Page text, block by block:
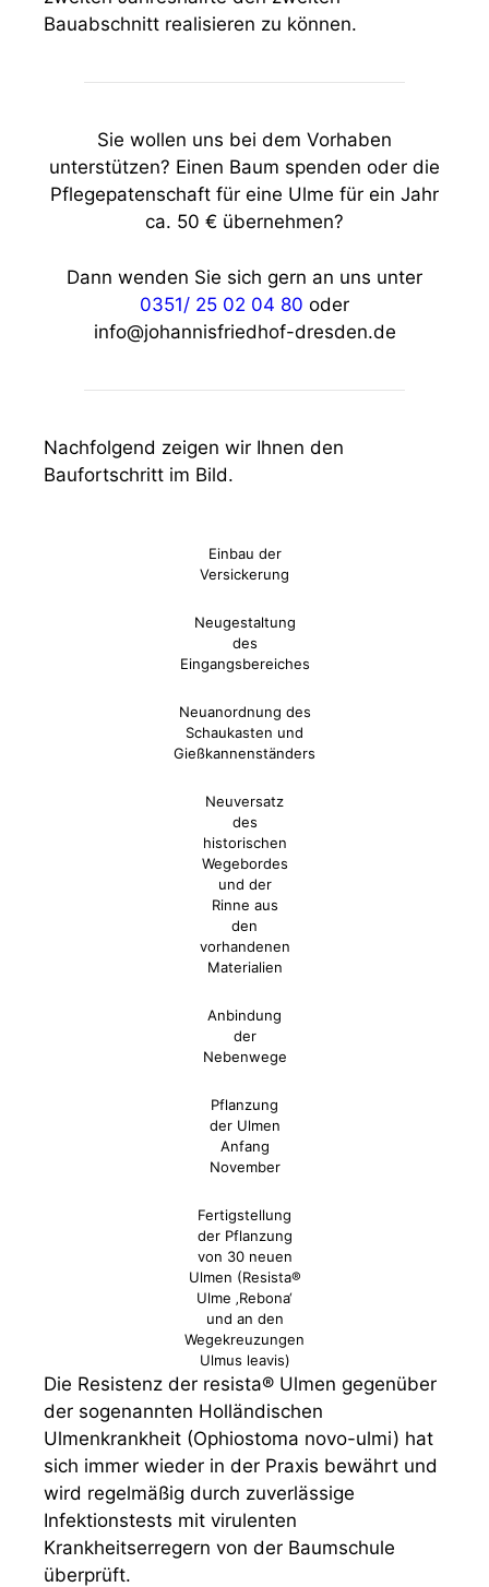
Bauabschnitt realisieren zu können.
Sie wollen uns bei dem Vorhaben
unterstützen? Einen Baum spenden oder die
Pflegepatenschaft für eine Ulme für ein Jahr
ca. 50 € übernehmen?
Dann wenden Sie sich gern an uns unter
0351/ 25 02 04 80 oder
info@johannisfriedhof-dresden.de
Nachfolgend zeigen wir Ihnen den
Baufortschritt im Bild.
Einbau der
Versickerung
Neugestaltung
des
Eingangsbereiches
Neuanordnung des
Schaukasten und
Gießkannenständers
Neuversatz
des
historischen
Wegebordes
und der
Rinne aus
den
vorhandenen
Materialien
Anbindung
der
Nebenwege
Pflanzung
der Ulmen
Anfang
November
Fertigstellung
der Pflanzung
von 30 neuen
Ulmen (Resista®
Ulme ‚Rebona‘
und an den
Wegekreuzungen
Ulmus leavis)
Die Resistenz der resista® Ulmen gegenüber
der sogenannten Holländischen
Ulmenkrankheit (Ophiostoma novo-ulmi) hat
sich immer wieder in der Praxis bewährt und
wird regelmäßig durch zuverlässige
Infektionstests mit virulenten
Krankheitserregern von der Baumschule
überprüft.